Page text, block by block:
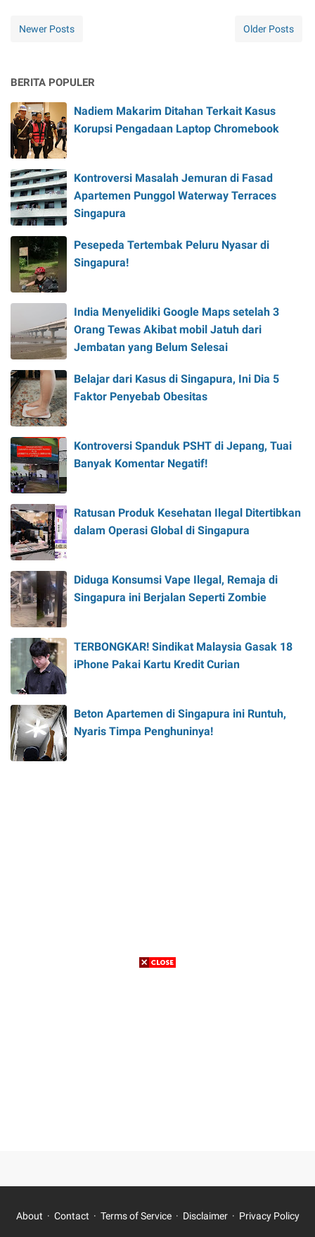
Newer Posts Older Posts
BERITA POPULER
Nadiem Makarim Ditahan Terkait Kasus
Korupsi Pengadaan Laptop Chromebook
Kontroversi Masalah Jemuran di Fasad
Apartemen Punggol Waterway Terraces
Singapura
Pesepeda Tertembak Peluru Nyasar di
Singapura!
India Menyelidiki Google Maps setelah 3
Orang Tewas Akibat mobil Jatuh dari
Jembatan yang Belum Selesai
Belajar dari Kasus di Singapura, Ini Dia 5
Faktor Penyebab Obesitas
Kontroversi Spanduk PSHT di Jepang, Tuai
Banyak Komentar Negatif!
Ratusan Produk Kesehatan Ilegal Ditertibkan
dalam Operasi Global di Singapura
Diduga Konsumsi Vape Ilegal, Remaja di
Singapura ini Berjalan Seperti Zombie
TERBONGKAR! Sindikat Malaysia Gasak 18
iPhone Pakai Kartu Kredit Curian
Beton Apartemen di Singapura ini Runtuh,
Nyaris Timpa Penghuninya!
About Contact Terms of Service Disclaimer Privacy Policy